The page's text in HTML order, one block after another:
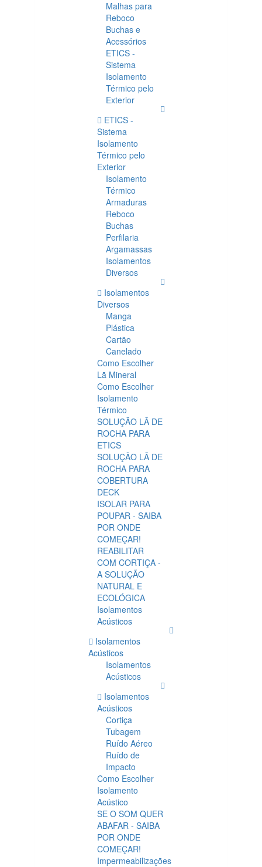
Malhas para
Reboco
Buchas e
Acessórios
ETICS -
Sistema
Isolamento
Térmico pelo
Exterior
ETICS -
Sistema
Isolamento
Térmico pelo
Exterior
Isolamento
Térmico
Armaduras
Reboco
Buchas
Perfilaria
Argamassas
Isolamentos
Diversos
Isolamentos
Diversos
Manga
Plástica
Cartão
Canelado
Como Escolher
Lã Mineral
Como Escolher
Isolamento
Térmico
SOLUÇÃO LÃ DE
ROCHA PARA
ETICS
SOLUÇÃO LÃ DE
ROCHA PARA
COBERTURA
DECK
ISOLAR PARA
POUPAR - SAIBA
POR ONDE
COMEÇAR!
REABILITAR
COM CORTIÇA -
A SOLUÇÃO
NATURAL E
ECOLÓGICA
Isolamentos
Acústicos
Isolamentos
Acústicos
Isolamentos
Acústicos
Isolamentos
Acústicos
Cortiça
Tubagem
Ruído Aéreo
Ruído de
Impacto
Como Escolher
Isolamento
Acústico
SE O SOM QUER
ABAFAR - SAIBA
POR ONDE
COMEÇAR!
Impermeabilizações